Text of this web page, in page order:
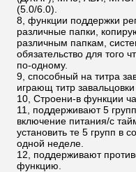
(5.0/6.0).
8, функции поддержки
различные папки,
различным папкам,
обязательство для того
по-одному.
9, способный на титра
играющ титр
10, Строени-в функции
11, поддерживают 5
включение питания/с
установить те 5 групп в
одной неделе.
12, поддерживают
функцию.